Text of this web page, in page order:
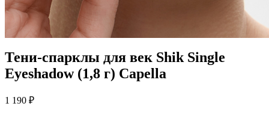
Тени-спарклы для век Shik Single
Eyeshadow (1,8 г) Capella
1 190 ₽